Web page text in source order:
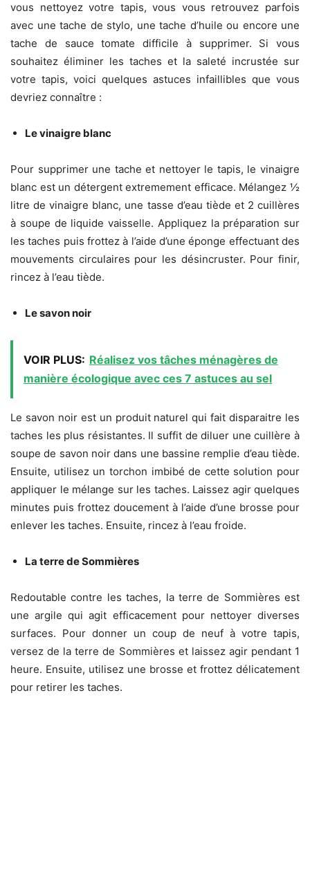
vous nettoyez votre tapis, vous vous retrouvez parfois
avec une tache de stylo, une tache d’huile ou encore une
tache de sauce tomate difficile à supprimer. Si vous
souhaitez éliminer les taches et la saleté incrustée sur
votre tapis, voici quelques astuces infaillibles que vous
devriez connaître :
Le vinaigre blanc
Pour supprimer une tache et nettoyer le tapis, le vinaigre
blanc est un détergent extremement efficace. Mélangez ½
litre de vinaigre blanc, une tasse d’eau tiède et 2 cuillères
à soupe de liquide vaisselle. Appliquez la préparation sur
les taches puis frottez à l’aide d’une éponge effectuant des
mouvements circulaires pour les désincruster. Pour finir,
rincez à l’eau tiède.
Le savon noir
VOIR PLUS: Réalisez vos tâches ménagères de
manière écologique avec ces 7 astuces au sel
Le savon noir est un produit naturel qui fait disparaitre les
taches les plus résistantes. Il suffit de diluer une cuillère à
soupe de savon noir dans une bassine remplie d’eau tiède.
Ensuite, utilisez un torchon imbibé de cette solution pour
appliquer le mélange sur les taches. Laissez agir quelques
minutes puis frottez doucement à l’aide d’une brosse pour
enlever les taches. Ensuite, rincez à l’eau froide.
La terre de Sommières
Redoutable contre les taches, la terre de Sommières est
une argile qui agit efficacement pour nettoyer diverses
surfaces. Pour donner un coup de neuf à votre tapis,
versez de la terre de Sommières et laissez agir pendant 1
heure. Ensuite, utilisez une brosse et frottez délicatement
pour retirer les taches.